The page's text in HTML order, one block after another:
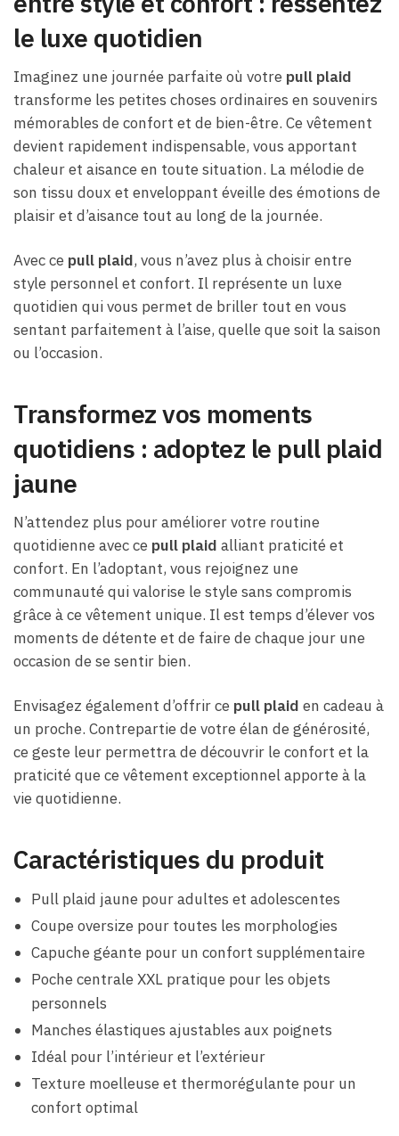
le luxe quotidien
Imaginez une journée parfaite où votre pull plaid
transforme les petites choses ordinaires en souvenirs
mémorables de confort et de bien-être. Ce vêtement
devient rapidement indispensable, vous apportant
chaleur et aisance en toute situation. La mélodie de
son tissu doux et enveloppant éveille des émotions de
plaisir et d’aisance tout au long de la journée.
Avec ce pull plaid, vous n’avez plus à choisir entre
style personnel et confort. Il représente un luxe
quotidien qui vous permet de briller tout en vous
sentant parfaitement à l’aise, quelle que soit la saison
ou l’occasion.
Transformez vos moments
quotidiens : adoptez le pull plaid
jaune
N’attendez plus pour améliorer votre routine
quotidienne avec ce pull plaid alliant praticité et
confort. En l’adoptant, vous rejoignez une
communauté qui valorise le style sans compromis
grâce à ce vêtement unique. Il est temps d’élever vos
moments de détente et de faire de chaque jour une
occasion de se sentir bien.
Envisagez également d’offrir ce pull plaid en cadeau à
un proche. Contrepartie de votre élan de générosité,
ce geste leur permettra de découvrir le confort et la
praticité que ce vêtement exceptionnel apporte à la
vie quotidienne.
Caractéristiques du produit
Pull plaid jaune pour adultes et adolescentes
Coupe oversize pour toutes les morphologies
Capuche géante pour un confort supplémentaire
Poche centrale XXL pratique pour les objets
personnels
Manches élastiques ajustables aux poignets
Idéal pour l’intérieur et l’extérieur
Texture moelleuse et thermorégulante pour un
confort optimal